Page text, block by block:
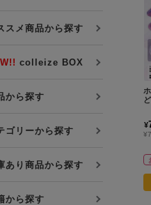
スメ商品から探す
colleize BOX
から探す
ゴリーから探す
あり商品から探す
から探す
¥